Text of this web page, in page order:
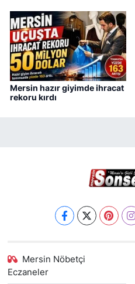
Mersin hazır giyimde ihracat
rekoru kırdı
Mersin Nöbetçi
Eczaneler